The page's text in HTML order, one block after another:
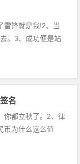
雷锋就是我!2、当
。3、成功便是站
老师说不能乱扔垃
我眼前晃悠说不定
名
你都立秋了。2、律
币为什么这么值
角落里装非主流，